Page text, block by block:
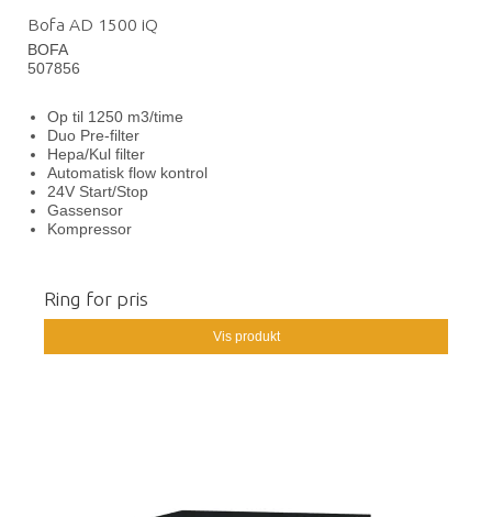
Bofa AD 1500 iQ
BOFA
507856
Op til 1250 m3/time
Duo Pre-filter
Hepa/Kul filter
Automatisk flow kontrol
24V Start/Stop
Gassensor
Kompressor
Ring for pris
Vis produkt